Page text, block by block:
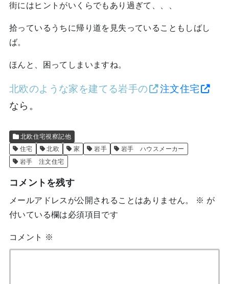
街にはヒントがいくらでもあり過ぎて、、、
拾っているうちに帰り道を見失っていることもしばし
ば。
ほんと、困ってしまいますね。
北欧のような家を建てる岩手の
注文住宅
なら。
北欧住宅視察記他
住宅
北欧 家 岩手
岩手 ハウスメーカー
岩手 注文住宅
コメントを残す
メールアドレスが公開されることはありません。 ※ が
付いている欄は必須項目です
コメント ※